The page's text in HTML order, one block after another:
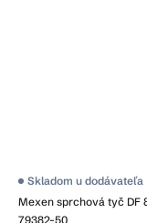
Mexen sprchová tyč DF
79382-50
Skladom u dodávateľa